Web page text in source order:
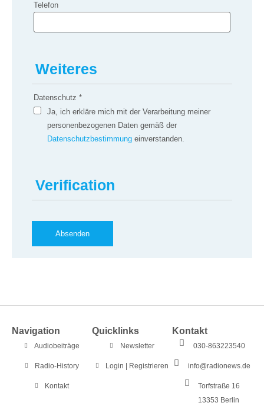
Telefon
Weiteres
Datenschutz*
Ja, ich erkläre mich mit der Verarbeitung meiner
personenbezogenen Daten gemäß der
Datenschutzbestimmungeinverstanden.
Verification
Navigation
Audiobeiträge
Radio-History
Kontakt
Quicklinks
Newsletter
Login | Registrieren
Kontakt
030-863223540
info@radionews.de
Torfstraße 16
13353 Berlin